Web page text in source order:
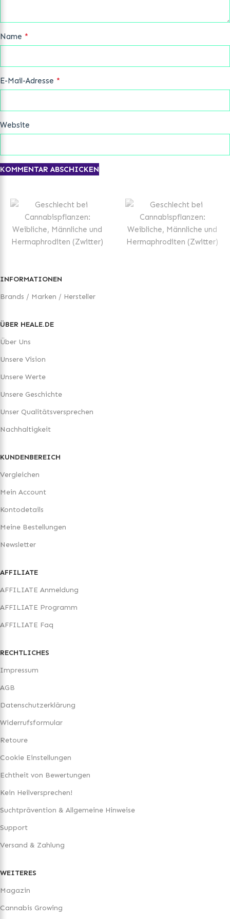
Name *
E-Mail-Adresse *
Website
INFORMATIONEN
Brands / Marken / Hersteller
ÜBER HEALE.DE
Über Uns
Unsere Vision
Unsere Werte
Unsere Geschichte
Unser Qualitätsversprechen
Nachhaltigkeit
KUNDENBEREICH
Vergleichen
Mein Account
Kontodetails
Meine Bestellungen
Newsletter
AFFILIATE
AFFILIATE Anmeldung
AFFILIATE Programm
AFFILIATE Faq
RECHTLICHES
Impressum
AGB
Datenschutzerklärung
Widerrufsformular
Retoure
Cookie Einstellungen
Echtheit von Bewertungen
Kein Heilversprechen!
Suchtprävention & Allgemeine Hinweise
Support
Versand & Zahlung
WEITERES
Magazin
Cannabis Growing